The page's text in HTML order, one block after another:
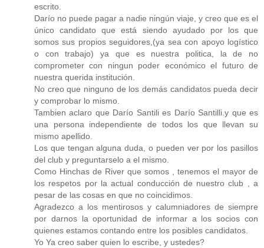
escrito.
Darío no puede pagar a nadie ningún viaje, y creo que es el
único candidato que está siendo ayudado por los que
somos sus propios seguidores,(ya sea con apoyo logístico
o con trabajo) ya que es nuestra politica, la de no
comprometer con ningun poder económico el futuro de
nuestra querida institución.
No creo que ninguno de los demás candidatos pueda decir
y comprobar lo mismo.
Tambien aclaro que Darío Santili es Darío Santilli.y que es
una persona independiente de todos los que llevan su
mismo apellido.
Los que tengan alguna duda, o pueden ver por los pasillos
del club y preguntarselo a el mismo.
Como Hinchas de River que somos , tenemos el mayor de
los respetos por la actual conducción de nuestro club , a
pesar de las cosas en que no coincidimos.
Agradezco a los mentirosos y calumniadores de siempre
por darnos la oportunidad de informar a los socios con
quienes estamos contando entre los posibles candidatos.
Yo Ya creo saber quien lo escribe, y ustedes?